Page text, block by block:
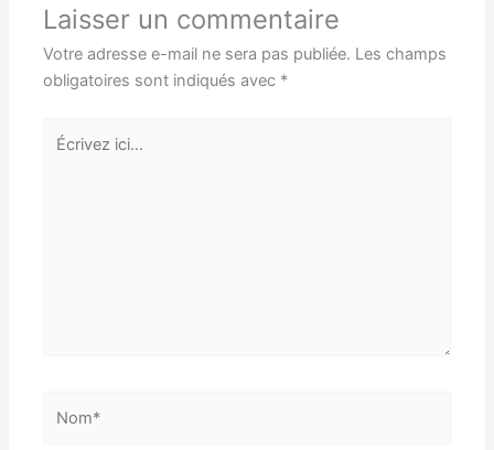
Laisser un commentaire
Votre adresse e-mail ne sera pas publiée. Les champs
obligatoires sont indiqués avec *
Écrivez
ici…